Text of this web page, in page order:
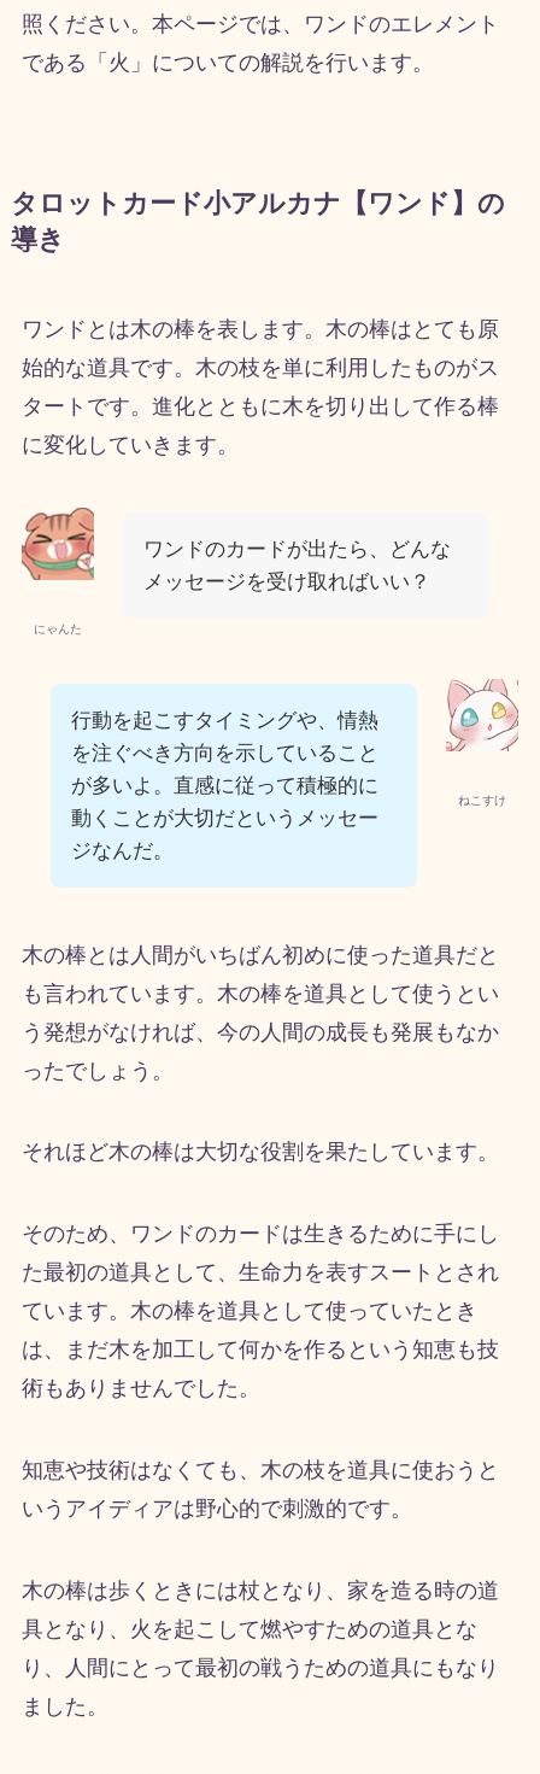
照ください。本ページでは、ワンドのエレメント
である「火」についての解説を行います。
タロットカード小アルカナ【ワンド】の
導き
ワンドとは木の棒を表します。木の棒はとても原
始的な道具です。木の枝を単に利用したものがス
タートです。進化とともに木を切り出して作る棒
に変化していきます。
にゃんた
ワンドのカードが出たら、どんな
メッセージを受け取ればいい？
ねこすけ
行動を起こすタイミングや、情熱
を注ぐべき方向を示していること
が多いよ。直感に従って積極的に
動くことが大切だというメッセー
ジなんだ。
木の棒とは人間がいちばん初めに使った道具だと
も言われています。木の棒を道具として使うとい
う発想がなければ、今の人間の成長も発展もなか
ったでしょう。
それほど木の棒は大切な役割を果たしています。
そのため、ワンドのカードは生きるために手にし
た最初の道具として、生命力を表すスートとされ
ています。木の棒を道具として使っていたとき
は、まだ木を加工して何かを作るという知恵も技
術もありませんでした。
知恵や技術はなくても、木の枝を道具に使おうと
いうアイディアは野心的で刺激的です。
木の棒は歩くときには杖となり、家を造る時の道
具となり、火を起こして燃やすための道具とな
り、人間にとって最初の戦うための道具にもなり
ました。